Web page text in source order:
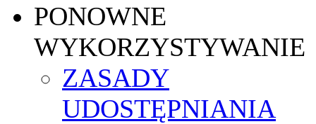
PONOWNE
WYKORZYSTYWANIE
ZASADY
UDOSTĘPNIANIA